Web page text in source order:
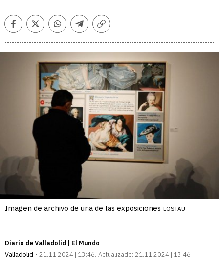
FacebookTwitterWhatsappTelegramCopiar
Imagen de archivo de una de las exposiciones LOSTAU
Diario de Valladolid | El Mundo
Valladolid
21.11.2024 | 13:46 Actualizado: 21.11.2024 | 13:46